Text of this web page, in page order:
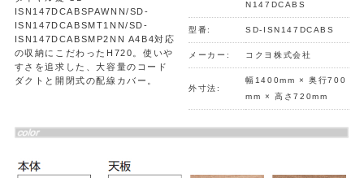
ISN147DCABSPAWNN/SD-
ISN147DCABSMT1NN/SD-
ISN147DCABSMP2NN A4B4対応
の収納にこだわったH720。使いや
すさを追求した、大容量のコード
ダクトと開閉式の配線カバー。
N147DCABS
型番: SD-ISN147DCABS
メーカー: コクヨ株式会社
外寸法:
幅1400mm × 奥行700
mm × 高さ720mm